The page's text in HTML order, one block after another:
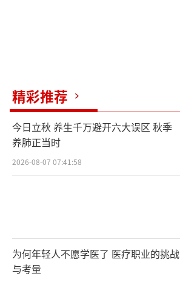
精彩推荐
今日立秋 养生千万避开六大误区 秋季
养肺正当时
2026-08-07 07:41:58
为何年轻人不愿学医了 医疗职业的挑战
与考量